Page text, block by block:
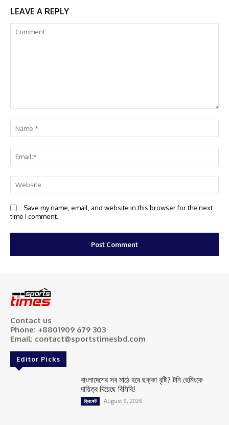
LEAVE A REPLY
Comment:
Save my name, email, and website in this browser for the next
time I comment.
Contact us
Phone: +8801909 679 303
Email: contact@sportstimesbd.com
Editor Picks
বাংলাদেশের সব মাঠে হবে ছক্কা বৃষ্টি? টনি হেমিংকে
দায়িত্ব দিয়েছে বিসিবি!
ক্রিকেট August 9, 2026